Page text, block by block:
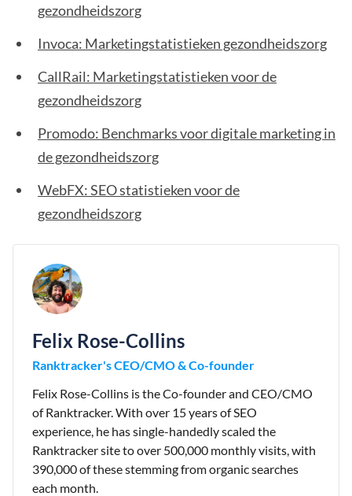
gezondheidszorg
Invoca: Marketingstatistieken gezondheidszorg
CallRail: Marketingstatistieken voor de
gezondheidszorg
Promodo: Benchmarks voor digitale marketing in
de gezondheidszorg
WebFX: SEO statistieken voor de
gezondheidszorg
Felix Rose-Collins
Ranktracker's CEO/CMO & Co-founder
Felix Rose-Collins is the Co-founder and CEO/CMO
of Ranktracker. With over 15 years of SEO
experience, he has single-handedly scaled the
Ranktracker site to over 500,000 monthly visits, with
390,000 of these stemming from organic searches
each month.